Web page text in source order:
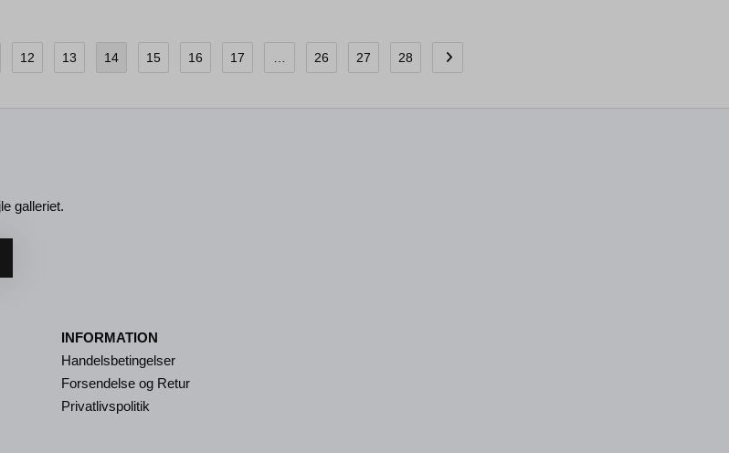
12 13 14 15 16 17 26 27 28
galleriet.
INFORMATION
Handelsbetingelser
Forsendelse og Retur
Privatlivspolitik